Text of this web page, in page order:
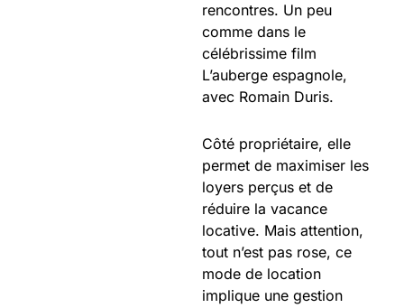
rencontres. Un peu
comme dans le
célébrissime film
L’auberge espagnole,
avec Romain Duris.
Côté propriétaire, elle
permet de maximiser les
loyers perçus et de
réduire la vacance
locative. Mais attention,
tout n’est pas rose, ce
mode de location
implique une gestion